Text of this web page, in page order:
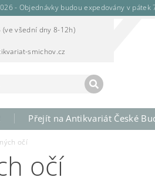
- Objednávky budou expedovány v
(ve všední dny 8-12h)
smichov.cz
Přejít na Antikvariát České
očí
očí